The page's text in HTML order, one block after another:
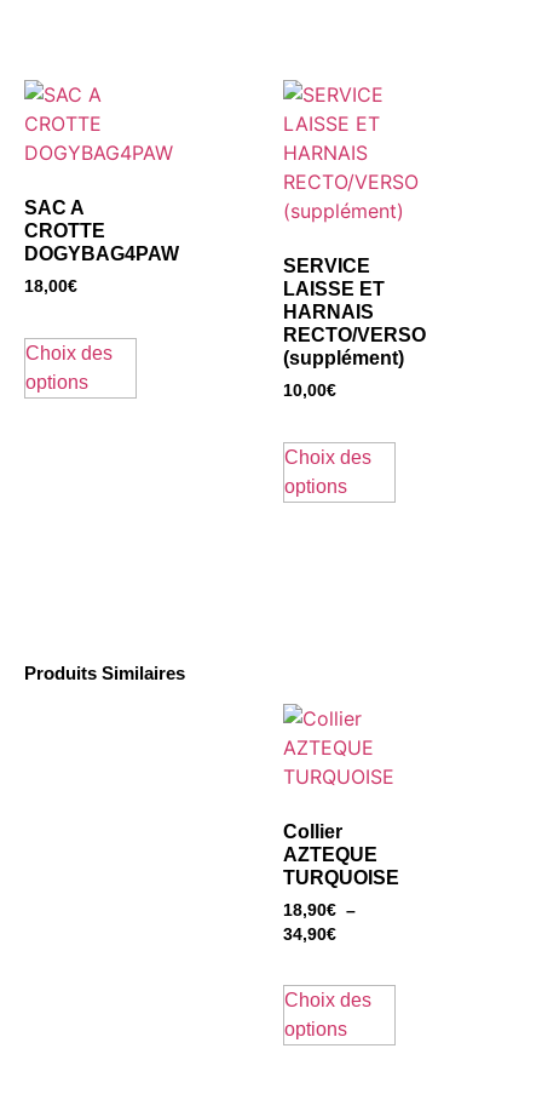
SAC A
CROTTE
DOGYBAG4PAW
18,00€
Choix des
options
SERVICE
LAISSE ET
HARNAIS
RECTO/VERSO
(supplément)
10,00€
Choix des
options
Produits Similaires
Collier
AZTEQUE
TURQUOISE
18,90€ –
34,90€
Choix des
options